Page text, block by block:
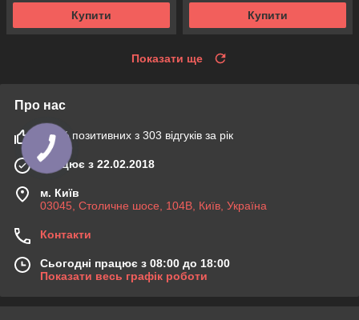
Купити Купити
Показати ще
Про нас
100% позитивних з 303 відгуків за рік
Працює з 22.02.2018
м. Київ
03045, Столичне шосе, 104B, Київ, Україна
Контакти
Сьогодні працює з 08:00 до 18:00
Показати весь графік роботи